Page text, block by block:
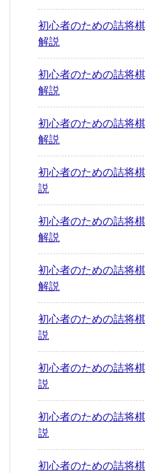
初心者のための詰
解説
初心者のための詰
解説
初心者のための詰
解説
初心者のための詰
説
初心者のための詰
解説
初心者のための詰
解説
初心者のための詰
説
初心者のための詰
説
初心者のための詰
説
初心者のための詰